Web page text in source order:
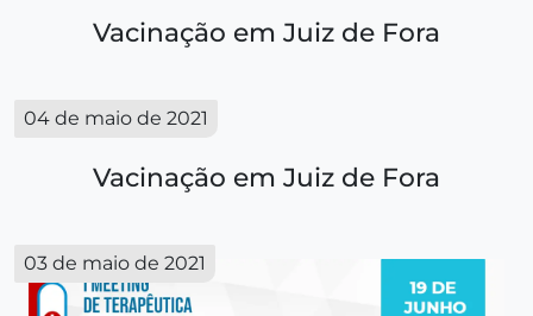
Vacinação em Juiz de Fora
04 de maio de 2021
Vacinação em Juiz de Fora
03 de maio de 2021